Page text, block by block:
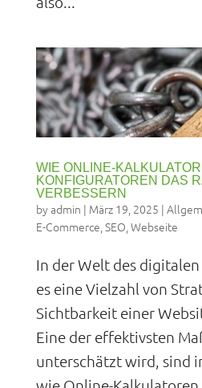
WIE ONLINE-
KONFIGURATOREN DAS
VERBESSERN
byadmin | März 19, 2025 |
E-Commerce SEO Webseite
In der Welt des
es eine Vielzahl von
Sichtbarkeit einer
Eine der effektivsten
unterschätzt wird, sind